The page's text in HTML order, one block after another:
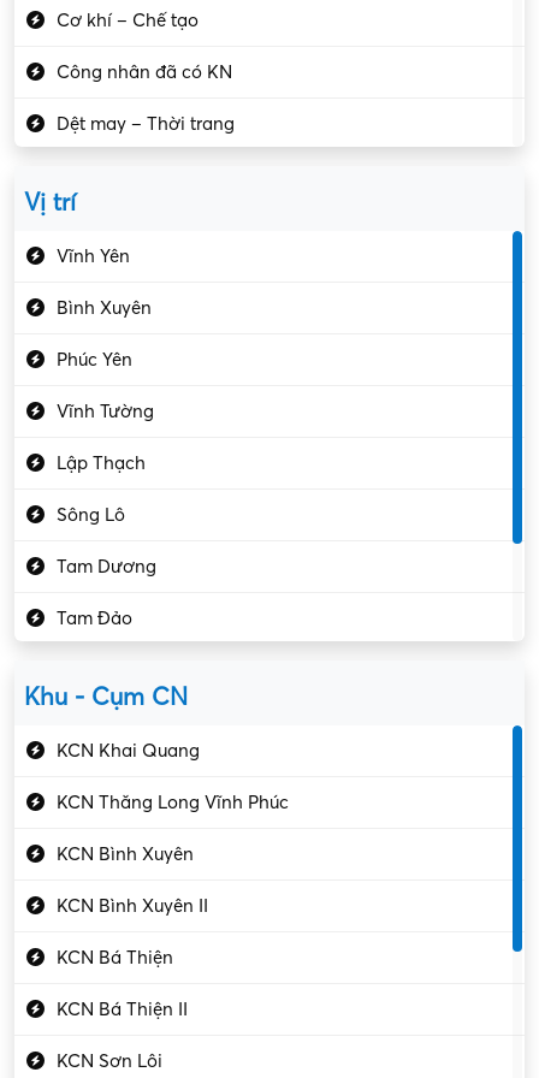
Cơ khí – Chế tạo
Công nhân đã có KN
Dệt may – Thời trang
Kiểm soát chất lượng
Kỹ sư cơ khí
Kỹ sư điện
Kỹ thuật cao
Kỹ thuật mạng – IT
Làm bán thời gian
Lao động phổ thông
Lập trình – Phát triển
Luật – Công chứng
Vị trí
Vĩnh Yên
Bình Xuyên
Phúc Yên
Vĩnh Tường
Lập Thạch
Sông Lô
Tam Dương
Tam Đảo
Khu - Cụm CN
KCN Khai Quang
KCN Thăng Long Vĩnh Phúc
KCN Bình Xuyên
KCN Bình Xuyên II
KCN Bá Thiện
KCN Bá Thiện II
KCN Sơn Lôi